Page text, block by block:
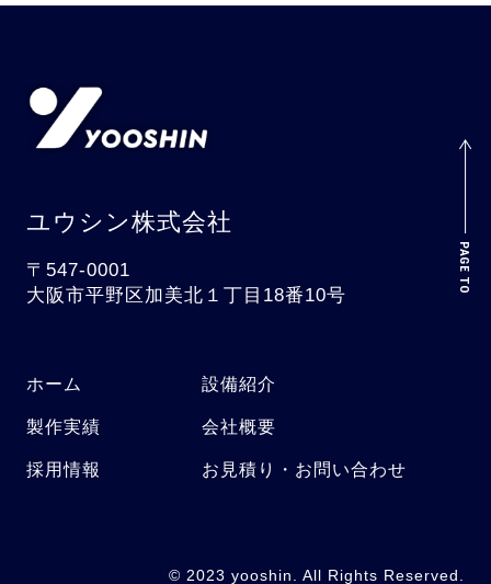
識別情報）を指します。
当社は、問い合わせ見積りをする際に氏名、
生年月日、住所、電話番号、メールアドレ
第3条（個人情報を収集・利用する目
的）
下のとおりです。
め
ユウシン株式会社
〒547-0001
大阪市平野区加美北１丁目18番10号
ホーム 設備紹介
製作実績 会社概要
採用情報 お見積り・お問い合わせ
© 2023 yooshin. All Rights Reserved.